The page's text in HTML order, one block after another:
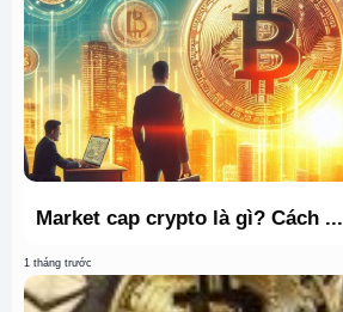
Market cap crypto là gì? Cách ...
1 tháng trước